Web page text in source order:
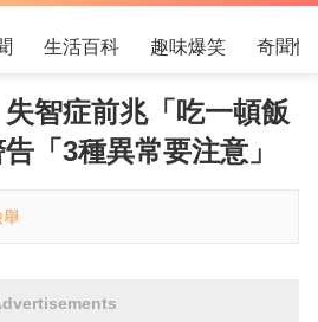
生活百科 趣味爆笑 奇聞怪
智症前兆「吃一頓飯
「3種異常要注意」